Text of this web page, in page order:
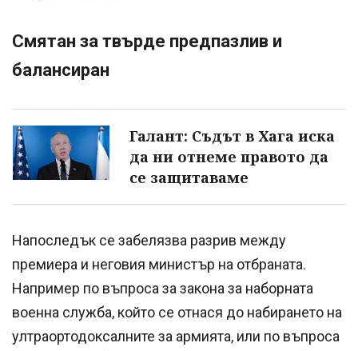
Смятан за твърде предпазлив и
балансиран
Галант: Съдът в Хага иска
да ни отнеме правото да
се защитаваме
Напоследък се забелязва разрив между
премиера и неговия министър на отбраната.
Например по въпроса за закона за наборната
военна служба, който се отнася до набирането на
ултраортодоксалните за армията, или по въпроса